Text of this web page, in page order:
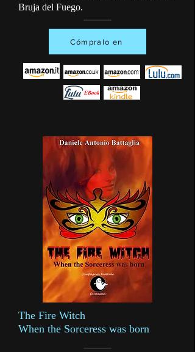
Bruja del Fuego.
Cómpralo en
The Fire Witch
When the Sorceress was born